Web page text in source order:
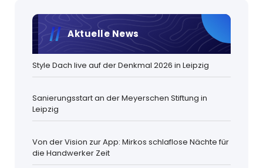
Aktuelle News
Style Dach live auf der Denkmal 2026 in Leipzig
Sanierungsstart an der Meyerschen Stiftung in
Leipzig
Von der Vision zur App: Mirkos schlaflose Nächte für
die Handwerker Zeit